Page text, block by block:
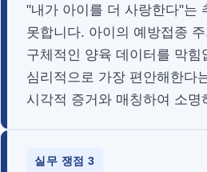
"내가 아이를 더 사랑한다"는
못합니다. 아이의 예방접종
구체적인 양육 데이터를 막
심리적으로 가장 편안해한다
시각적 증거와 매칭하여 소명
실무 쟁점 3